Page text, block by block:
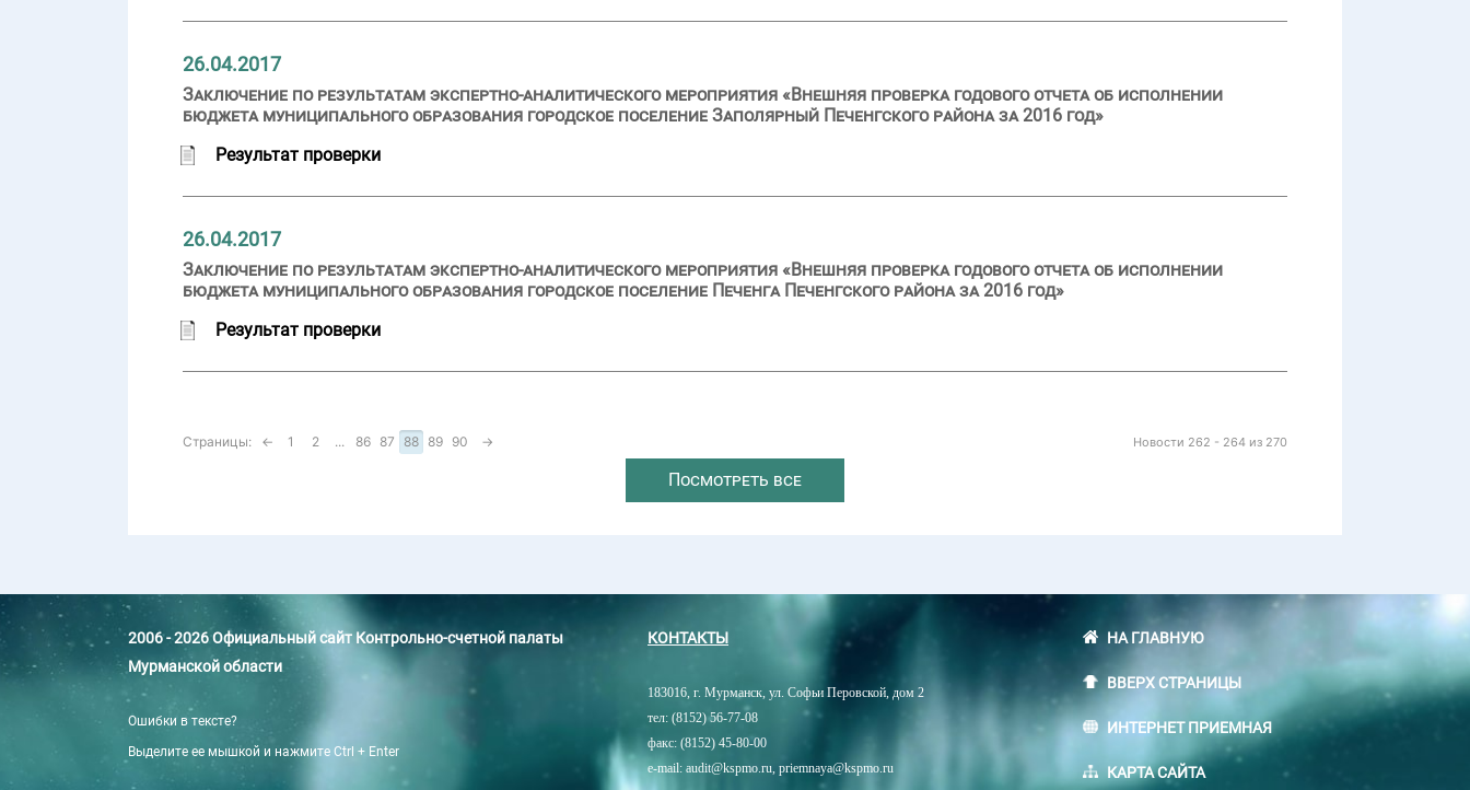
26.04.2017
Заключение по результатам экспертно-аналитического мероприятия «Внешняя проверка годового отчета об исполнении
бюджета муниципального образования городское поселение Заполярный Печенгского района за 2016 год»
Результат проверки
26.04.2017
Заключение по результатам экспертно-аналитического мероприятия «Внешняя проверка годового отчета об исполнении
бюджета муниципального образования городское поселение Печенга Печенгского района за 2016 год»
Результат проверки
Новости 262 - 264 из 270
Страницы: ← 1 2 ... 86 87 88 89 90 →
Посмотреть все
2006 - 2026 Официальный сайт Контрольно-счетной палаты
Мурманской области
Ошибки в тексте?
Выделите ее мышкой и нажмите Ctrl + Enter
КОНТАКТЫ
183016, г. Мурманск, ул. Софьи Перовской, дом 2
тел: (8152) 56-77-08
факс: (8152) 45-80-00
e-mail: audit@kspmo.ru, priemnaya@kspmo.ru
НА ГЛАВНУЮ
ВВЕРХ СТРАНИЦЫ
ИНТЕРНЕТ ПРИЕМНАЯ
КАРТА САЙТА